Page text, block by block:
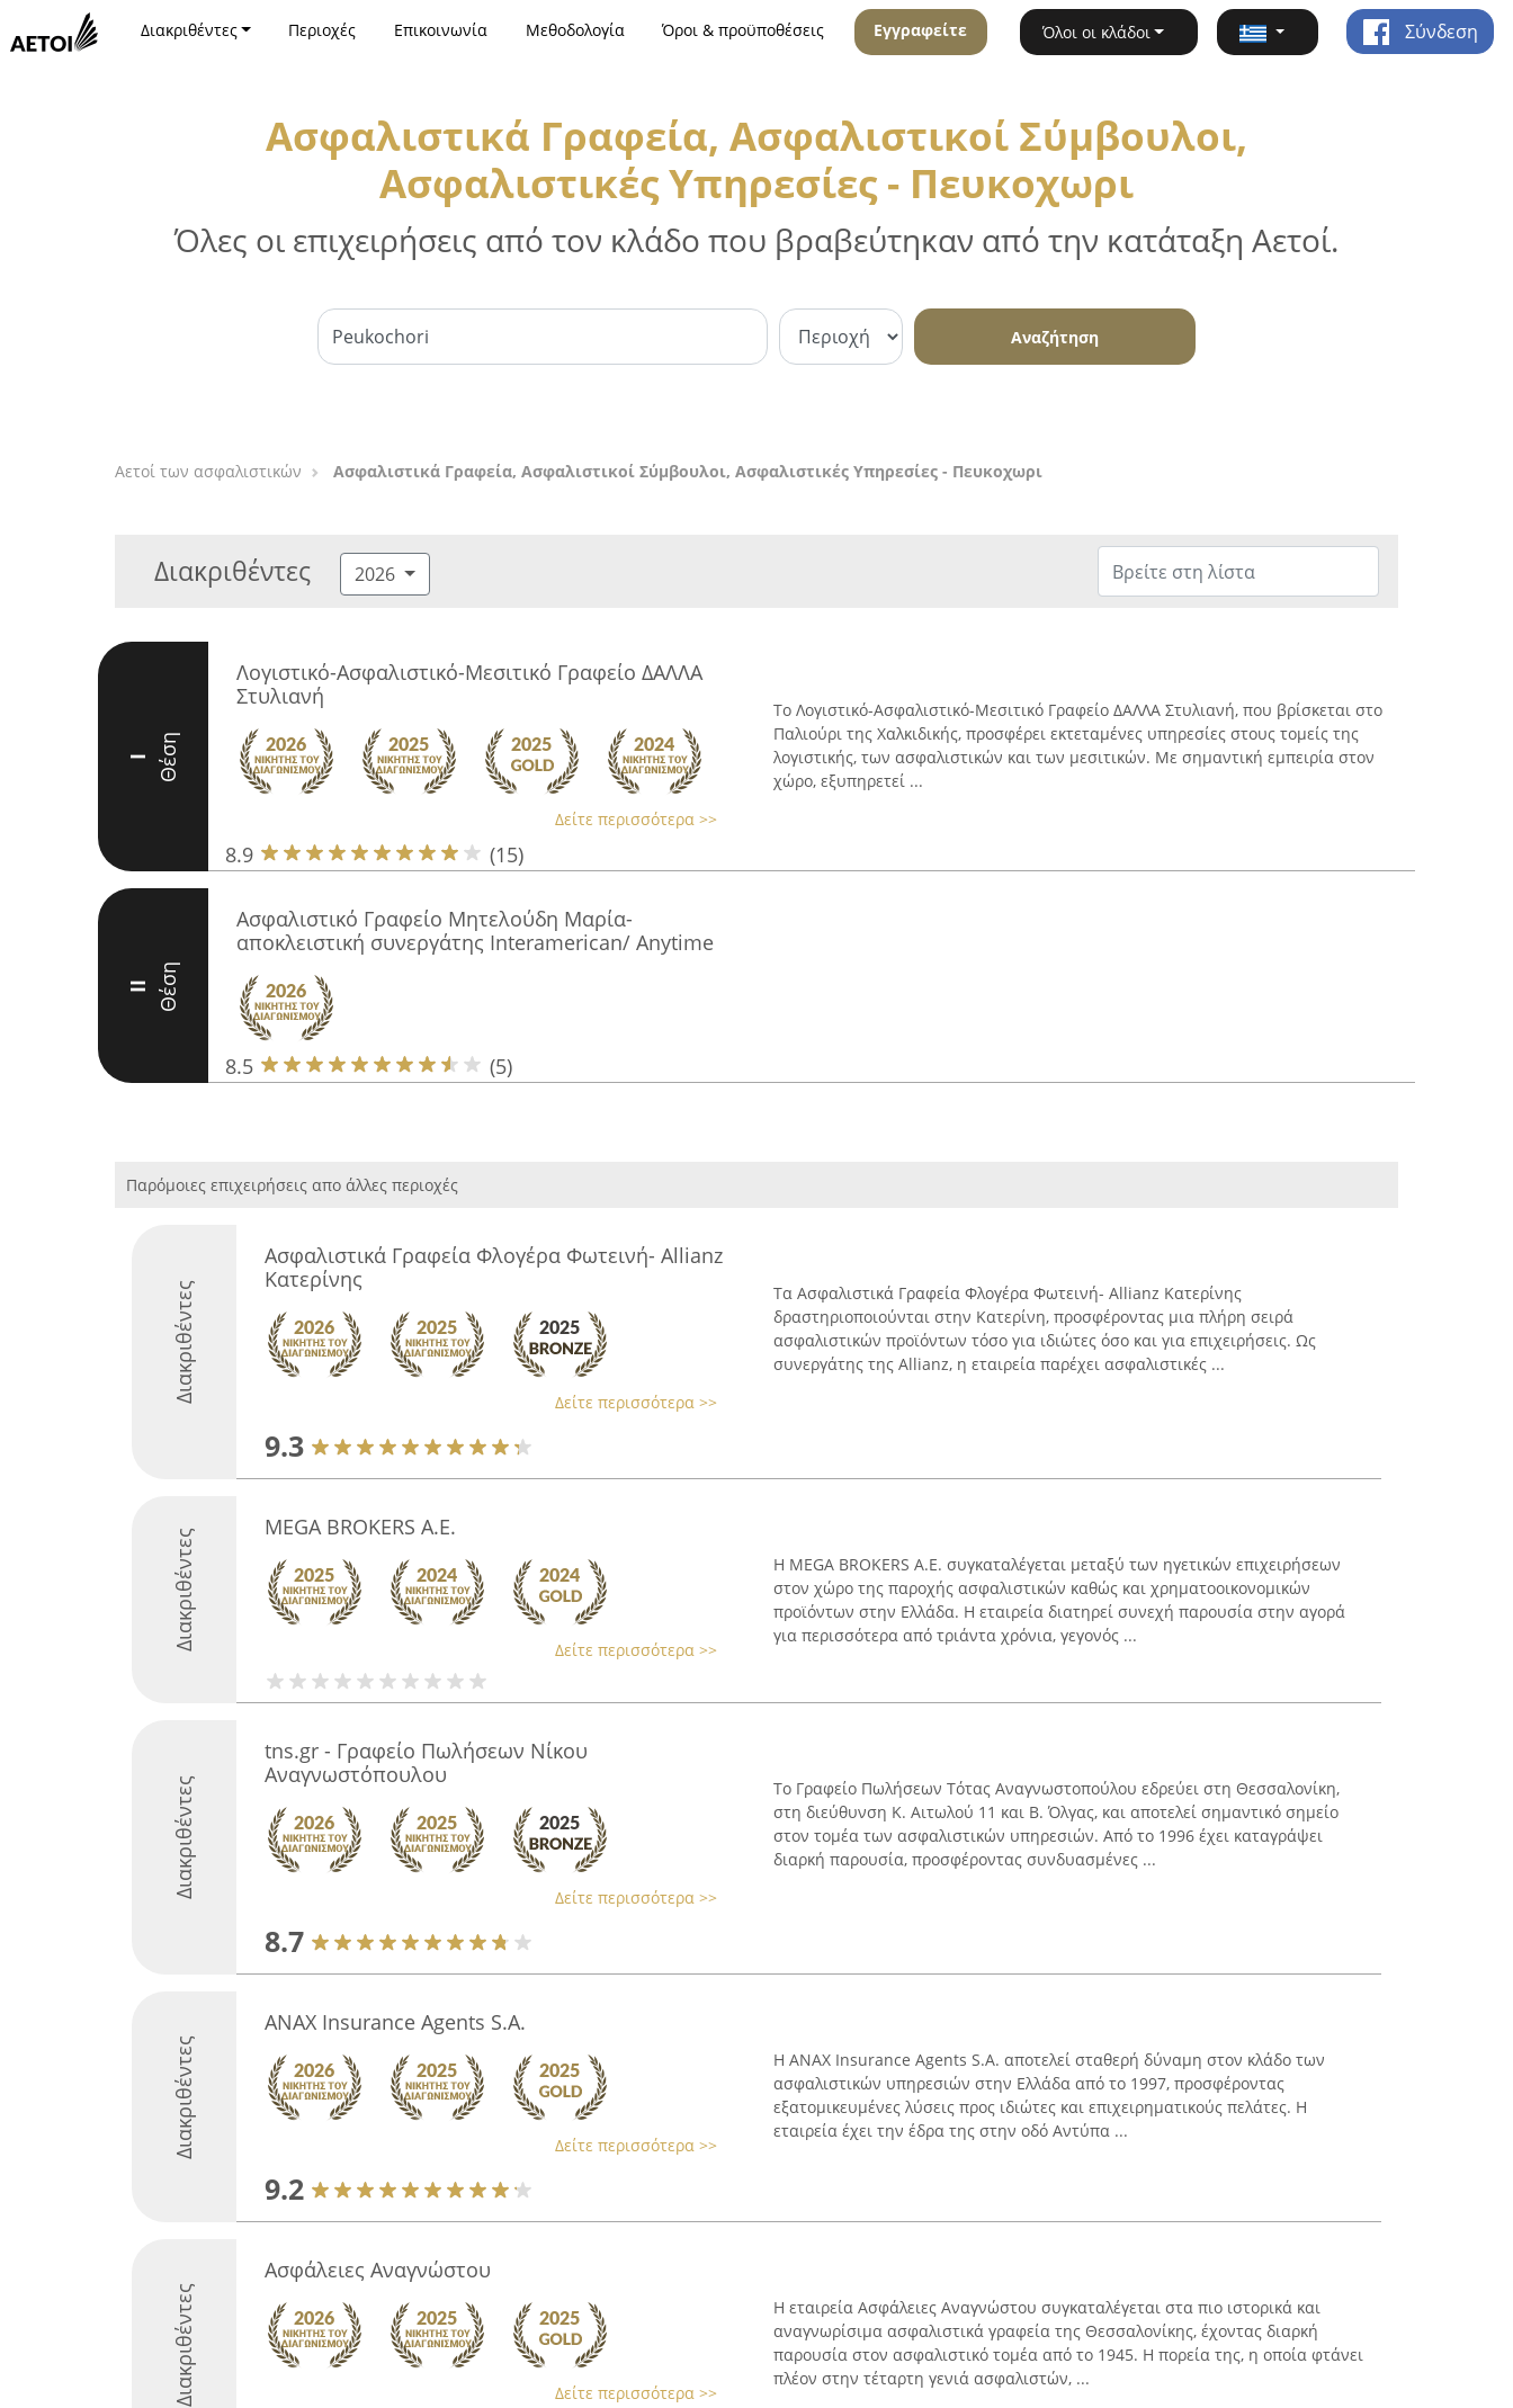
Διακριθέντες Περιοχές Επικοινωνία Μεθοδολογία Όροι & προϋποθέσεις Εγγραφείτε Όλοι οι κλάδοι Σύνδεση
Ασφαλιστικά Γραφεία, Ασφαλιστικοί Σύμβουλοι,
Ασφαλιστικές Υπηρεσίες - Πευκοχωρι
Όλες οι επιχειρήσεις από τον κλάδο που βραβεύτηκαν από την κατάταξη Αετοί.
Αναζήτηση
Αετοί των ασφαλιστικών Ασφαλιστικά Γραφεία, Ασφαλιστικοί Σύμβουλοι, Ασφαλιστικές Υπηρεσίες - Πευκοχωρι
Διακριθέντες 2026
I Θέση
Λογιστικό-Ασφαλιστικό-Μεσιτικό Γραφείο ΔΑΛΛΑ
Στυλιανή
Δείτε περισσότερα >>
8.9 (15)
Το Λογιστικό-Ασφαλιστικό-Μεσιτικό Γραφείο ΔΑΛΛΑ Στυλιανή, που βρίσκεται στο
Παλιούρι της Χαλκιδικής, προσφέρει εκτεταμένες υπηρεσίες στους τομείς της
λογιστικής, των ασφαλιστικών και των μεσιτικών. Με σημαντική εμπειρία στον
χώρο, εξυπηρετεί ...
II Θέση
Ασφαλιστικό Γραφείο Μητελούδη Μαρία-
αποκλειστική συνεργάτης Interamerican/ Anytime
8.5 (5)
Παρόμοιες επιχειρήσεις απο άλλες περιοχές
Διακριθέντες
Ασφαλιστικά Γραφεία Φλογέρα Φωτεινή- Allianz
Κατερίνης
Δείτε περισσότερα >>
9.3
Τα Ασφαλιστικά Γραφεία Φλογέρα Φωτεινή- Allianz Κατερίνης
δραστηριοποιούνται στην Κατερίνη, προσφέροντας μια πλήρη σειρά
ασφαλιστικών προϊόντων τόσο για ιδιώτες όσο και για επιχειρήσεις. Ως
συνεργάτης της Allianz, η εταιρεία παρέχει ασφαλιστικές ...
Διακριθέντες
MEGA BROKERS Α.Ε.
Δείτε περισσότερα >>
Η MEGA BROKERS Α.Ε. συγκαταλέγεται μεταξύ των ηγετικών επιχειρήσεων
στον χώρο της παροχής ασφαλιστικών καθώς και χρηματοοικονομικών
προϊόντων στην Ελλάδα. Η εταιρεία διατηρεί συνεχή παρουσία στην αγορά
για περισσότερα από τριάντα χρόνια, γεγονός ...
Διακριθέντες
tns.gr - Γραφείο Πωλήσεων Νίκου
Αναγνωστόπουλου
Δείτε περισσότερα >>
8.7
Το Γραφείο Πωλήσεων Τότας Αναγνωστοπούλου εδρεύει στη Θεσσαλονίκη,
στη διεύθυνση Κ. Αιτωλού 11 και Β. Όλγας, και αποτελεί σημαντικό σημείο
στον τομέα των ασφαλιστικών υπηρεσιών. Από το 1996 έχει καταγράψει
διαρκή παρουσία, προσφέροντας συνδυασμένες ...
Διακριθέντες
ANAX Insurance Agents S.A.
Δείτε περισσότερα >>
9.2
Η ANAX Insurance Agents S.A. αποτελεί σταθερή δύναμη στον κλάδο των
ασφαλιστικών υπηρεσιών στην Ελλάδα από το 1997, προσφέροντας
εξατομικευμένες λύσεις προς ιδιώτες και επιχειρηματικούς πελάτες. Η
εταιρεία έχει την έδρα της στην οδό Αντύπα ...
Διακριθέντες
Ασφάλειες Αναγνώστου
Δείτε περισσότερα >>
Η εταιρεία Ασφάλειες Αναγνώστου συγκαταλέγεται στα πιο ιστορικά και
αναγνωρίσιμα ασφαλιστικά γραφεία της Θεσσαλονίκης, έχοντας διαρκή
παρουσία στον ασφαλιστικό τομέα από το 1945. Η πορεία της, η οποία φτάνει
πλέον στην τέταρτη γενιά ασφαλιστών, ...